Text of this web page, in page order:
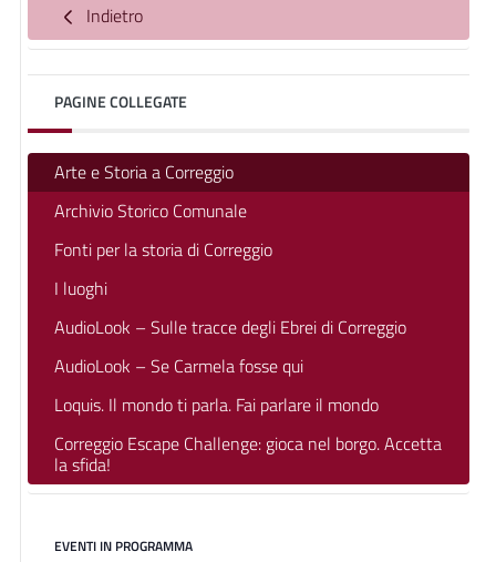
Indietro
PAGINE COLLEGATE
Arte e Storia a Correggio
Archivio Storico Comunale
Fonti per la storia di Correggio
I luoghi
AudioLook – Sulle tracce degli Ebrei di Correggio
AudioLook – Se Carmela fosse qui
Loquis. Il mondo ti parla. Fai parlare il mondo
Correggio Escape Challenge: gioca nel borgo. Accetta
la sfida!
EVENTI IN PROGRAMMA